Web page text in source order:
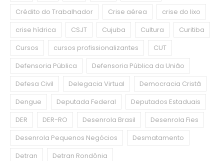
Crédito do Trabalhador
Crise aérea
crise do lixo
crise hídrica
CSJT Cujuba Cultura
Curitiba
Cursos
cursos profissionalizantes
CUT
Defensoria Pública
Defensoria Pública da União
Defesa Civil
Delegacia Virtual
Democracia Cristã
Dengue
Deputada Federal
Deputados Estaduais
DER
DER-RO Desenrola Brasil
Desenrola Fies
Desenrola Pequenos Negócios
Desmatamento
Detran
Detran Rondônia